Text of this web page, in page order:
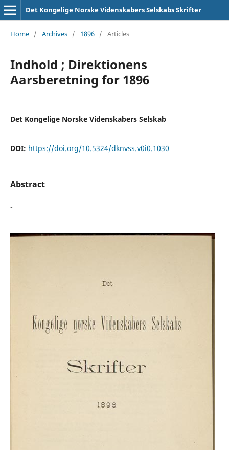
Det Kongelige Norske Videnskabers Selskabs Skrifter
Home / Archives / 1896 / Articles
Indhold ; Direktionens
Aarsberetning for 1896
Det Kongelige Norske Videnskabers Selskab
DOI: https://doi.org/10.5324/dknvss.v0i0.1030
Abstract
-